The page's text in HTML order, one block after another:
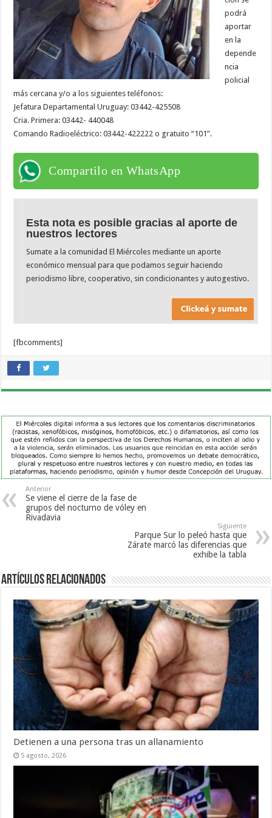
podrá
aportar
en la
depende
ncia
policial
más cercana y/o a los siguientes teléfonos:
Jefatura Departamental Uruguay: 03442-425508
Cria. Primera: 03442- 440048
Comando Radioeléctrico: 03442-422222 o gratuito “101”.
Compartilo en WhatsApp
Esta nota es posible gracias al aporte de
nuestros lectores
Sumate a la comunidad El Miércoles mediante un aporte
económico mensual para que podamos seguir haciendo
periodismo libre, cooperativo, sin condicionantes y autogestivo.
[fbcomments]
Anterior
Se viene el cierre de la fase de
grupos del nocturno de vóley en
Rivadavia
Siguiente
Parque Sur lo peleó hasta que
Zárate marcó las diferencias que
exhibe la tabla
Artículos Relacionados
Detienen a una persona tras un allanamiento
5 agosto, 2026